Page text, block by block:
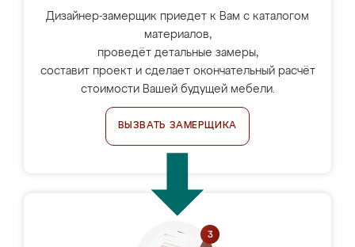
Дизайнер-замерщик приедет к Вам с каталогом
материалов,
проведёт детальные замеры,
составит проект и сделает окончательный расчёт
стоимости Вашей будущей мебели.
ВЫЗВАТЬ ЗАМЕРЩИКА